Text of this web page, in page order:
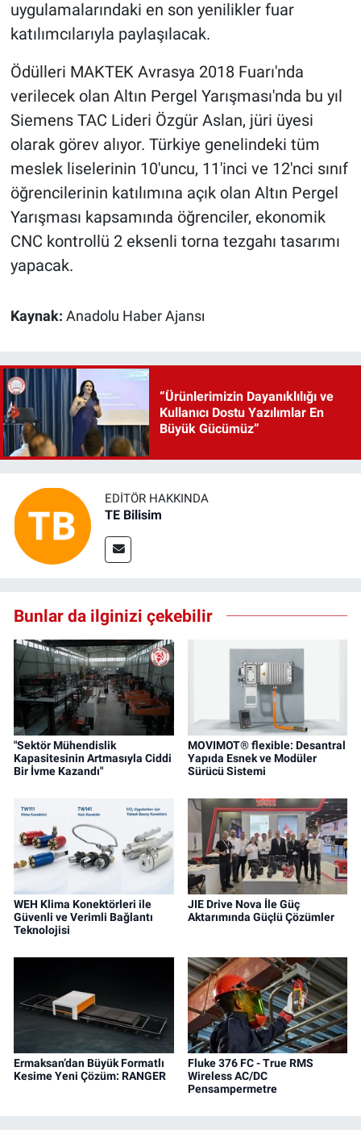
uygulamalarındaki en son yenilikler fuar
katılımcılarıyla paylaşılacak.
Ödülleri MAKTEK Avrasya 2018 Fuarı'nda
verilecek olan Altın Pergel Yarışması'nda bu yıl
Siemens TAC Lideri Özgür Aslan, jüri üyesi
olarak görev alıyor. Türkiye genelindeki tüm
meslek liselerinin 10'uncu, 11'inci ve 12'nci sınıf
öğrencilerinin katılımına açık olan Altın Pergel
Yarışması kapsamında öğrenciler, ekonomik
CNC kontrollü 2 eksenli torna tezgahı tasarımı
yapacak.
Kaynak: Anadolu Haber Ajansı
“Ürünlerimizin Dayanıklılığı ve
Kullanıcı Dostu Yazılımlar En
Büyük Gücümüz”
EDITÖR HAKKINDA
TE Bilisim
Bunlar da ilginizi çekebilir
"Sektör Mühendislik
Kapasitesinin Artmasıyla Ciddi
Bir İvme Kazandı"
MOVIMOT® flexible: Desantral
Yapıda Esnek ve Modüler
Sürücü Sistemi
WEH Klima Konektörleri ile
Güvenli ve Verimli Bağlantı
Teknolojisi
JIE Drive Nova İle Güç
Aktarımında Güçlü Çözümler
Ermaksan’dan Büyük Formatlı
Kesime Yeni Çözüm: RANGER
Fluke 376 FC - True RMS
Wireless AC/DC
Pensampermetre